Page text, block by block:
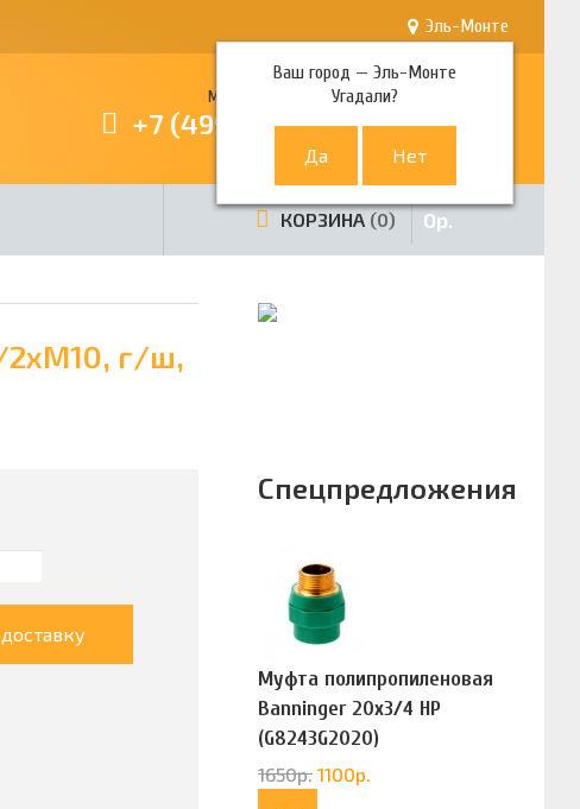
Эль-Монте
Ваш город —Эль-Монте
Угадали?
Многоканальный телефон
+7 (499) 380-80-80
КОРЗИНА 0 0р.
2хМ10, г/ш,
Спецпредложения
Муфта полипропиленовая
Banninger 20х3/4 НР
(G8243G2020)
1650р. 1100р.